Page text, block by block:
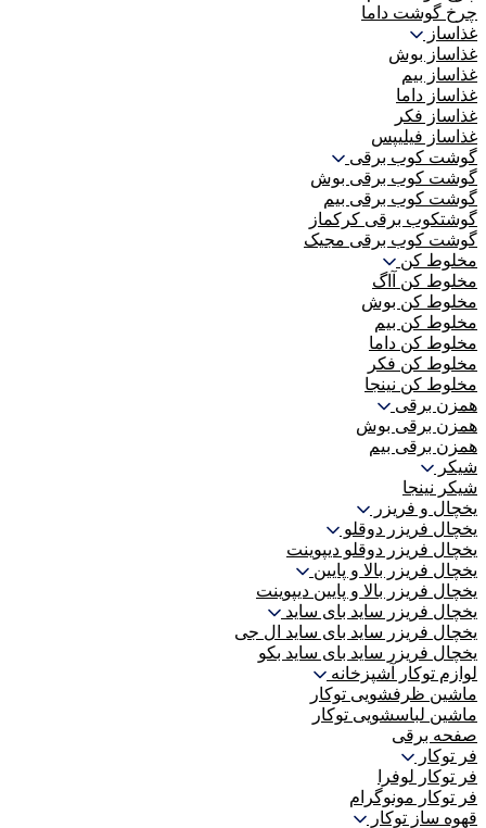
چرخ گوشت داما
غذاساز
غذاساز بوش
غذاساز بیم
غذاساز داما
غذاساز فکر
غذاساز فیلیپس
گوشت کوب برقی
گوشت کوب برقی بوش
گوشت کوب برقی بیم
گوشتکوب برقی کرکماز
گوشت کوب برقی مجیک
مخلوط کن
مخلوط کن آاگ
مخلوط کن بوش
مخلوط کن بیم
مخلوط کن داما
مخلوط کن فکر
مخلوط کن نینجا
همزن برقی
همزن برقی بوش
همزن برقی بیم
شیکر
شیکر نینجا
یخچال و فریزر
یخچال فریزر دوقلو
یخچال فریزر دوقلو دیپوینت
یخچال فریزر بالا و پایین
یخچال فریزر بالا و پایین دیپوینت
یخچال فریزر ساید بای ساید
یخچال فریزر ساید بای ساید ال جی
یخچال فریزر ساید بای ساید بکو
لوازم توکار آشپزخانه
ماشین ظرفشویی توکار
ماشین لباسشویی توکار
صفحه برقی
فر توکار
فر توکار لوفرا
فر توکار مونوگرام
قهوه ساز توکار